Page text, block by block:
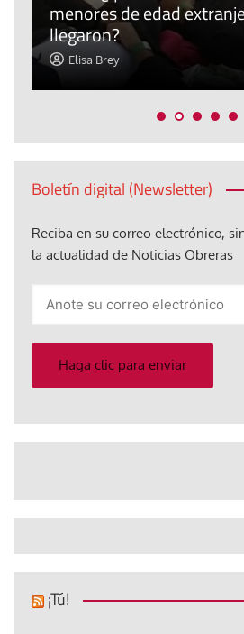
menores de edad
llegaron?
Elisa Brey
Boletín digital (Newsletter)
Reciba en su correo electrónico,
la actualidad de Noticias Obreras
electrónico
Haga clic para enviar
¡Tú!